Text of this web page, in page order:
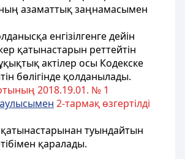
азаматтықзаңнамасымен
енгізілгенге дейін
қатынастарын реттейтін
актілер осы Кодекске
бөлігінде қолданылады.
2018.19.01. № 1
2-тармақ өзгертілді
туындайтын
қаралады.